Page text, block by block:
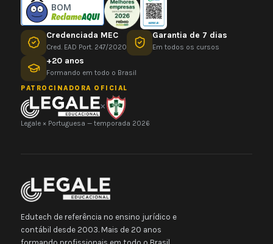
BOM
Credenciada MEC
Cred. EAD Port. 247/2020
Garantia de 7 dias
Em todos os cursos
+20 anos
Formando em todo o Brasil
PATROCINADORA OFICIAL
×
Legale × Portuguesa — temporada 2026
Edutech de referência no ensino jurídico e
contábil desde 2003. Mais de 20 anos